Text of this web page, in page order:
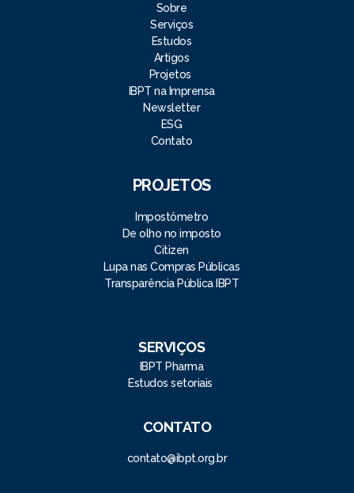
Sobre
Serviços
Estudos
Artigos
Projetos
IBPT na Imprensa
Newsletter
ESG
Contato
PROJETOS
Impostômetro
De olho no imposto
Citizen
Lupa nas Compras Públicas
Transparência Pública IBPT
SERVIÇOS
IBPT Pharma
Estudos setoriais
CONTATO
contato@ibpt.org.br